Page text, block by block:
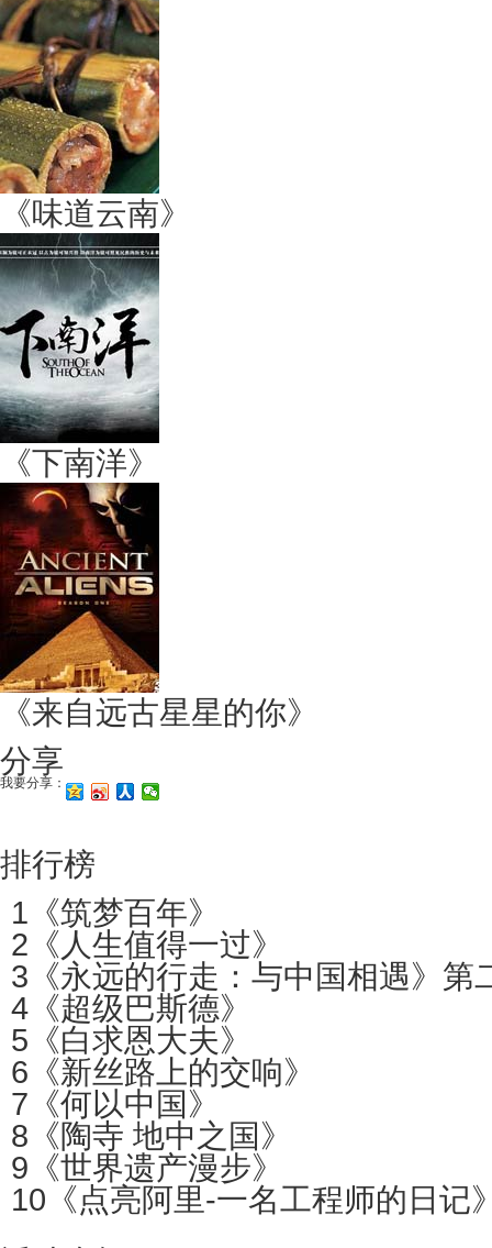
《味道云南》
《下南洋》
《来自远古星星的你》
分享
我要分享：
排行榜
1 《筑梦百年》
2 《人生值得一过》
3 《永远的行走：与中国相遇》第
4 《超级巴斯德》
5 《白求恩大夫》
6 《新丝路上的交响》
7 《何以中国》
8 《陶寺 地中之国》
9 《世界遗产漫步》
10 《点亮阿里-一名工程师的日记